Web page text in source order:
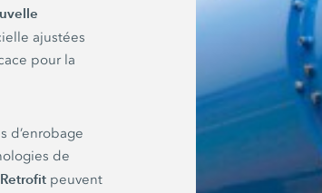
ajustées
pour la
d’enrobage
de
peuvent